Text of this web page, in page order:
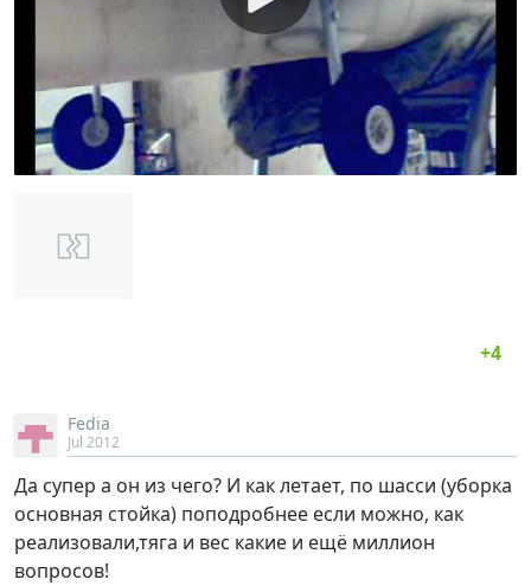
Fedia
Jul 2012
Да супер а он из чего? И как летает, по шасси (уборка
основная стойка) поподробнее если можно, как
реализовали,тяга и вес какие и ещё миллион
вопросов!